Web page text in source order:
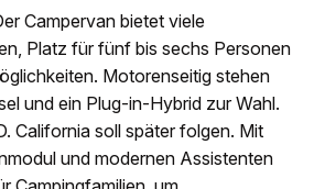
Campervan bietet viele
Platz für fünf bis sechs Personen
Motorenseitig stehen
und ein Plug-in-Hybrid zur Wahl.
California soll später folgen. Mit
und modernen Assistenten